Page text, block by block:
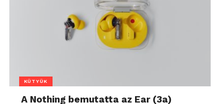
KÜTYÜK
A Nothing bemutatta az Ear (3a)